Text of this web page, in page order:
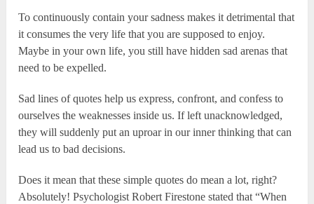
To continuously contain your sadness makes it detrimental that
it consumes the very life that you are supposed to enjoy.
Maybe in your own life, you still have hidden sad arenas that
need to be expelled.
Sad lines of quotes help us express, confront, and confess to
ourselves the weaknesses inside us. If left unacknowledged,
they will suddenly put an uproar in our inner thinking that can
lead us to bad decisions.
Does it mean that these simple quotes do mean a lot, right?
Absolutely! Psychologist Robert Firestone stated that “When